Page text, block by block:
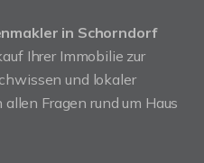
in Schorndorf
Ihrer Immobilie zur
und lokaler
Fragen rund um Haus